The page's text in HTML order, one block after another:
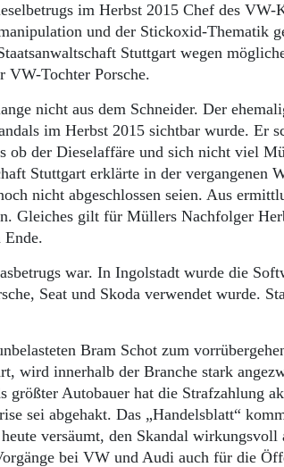
im Herbst 2015 Chef des VW-
und der Stickoxid-Thematik
Stuttgart wegen
VW-Tochter Porsche.
nicht aus dem Schneider. Der
im Herbst 2015 sichtbar wurde. Er
ob der Dieselaffäre und sich nicht viel
Stuttgart erklärte in der vergangenen
nicht abgeschlossen seien. Aus
Gleiches gilt für Müllers Nachfolger
Ende.
war. In Ingolstadt wurde die
Seat und Skoda verwendet wurde.
Bram Schot zum
wird innerhalb der Branche stark
größter Autobauer hat die Strafzahlung
sei abgehakt. Das „Handelsblatt“
versäumt, den Skandal wirkungsvoll
bei VW und Audi auch für die